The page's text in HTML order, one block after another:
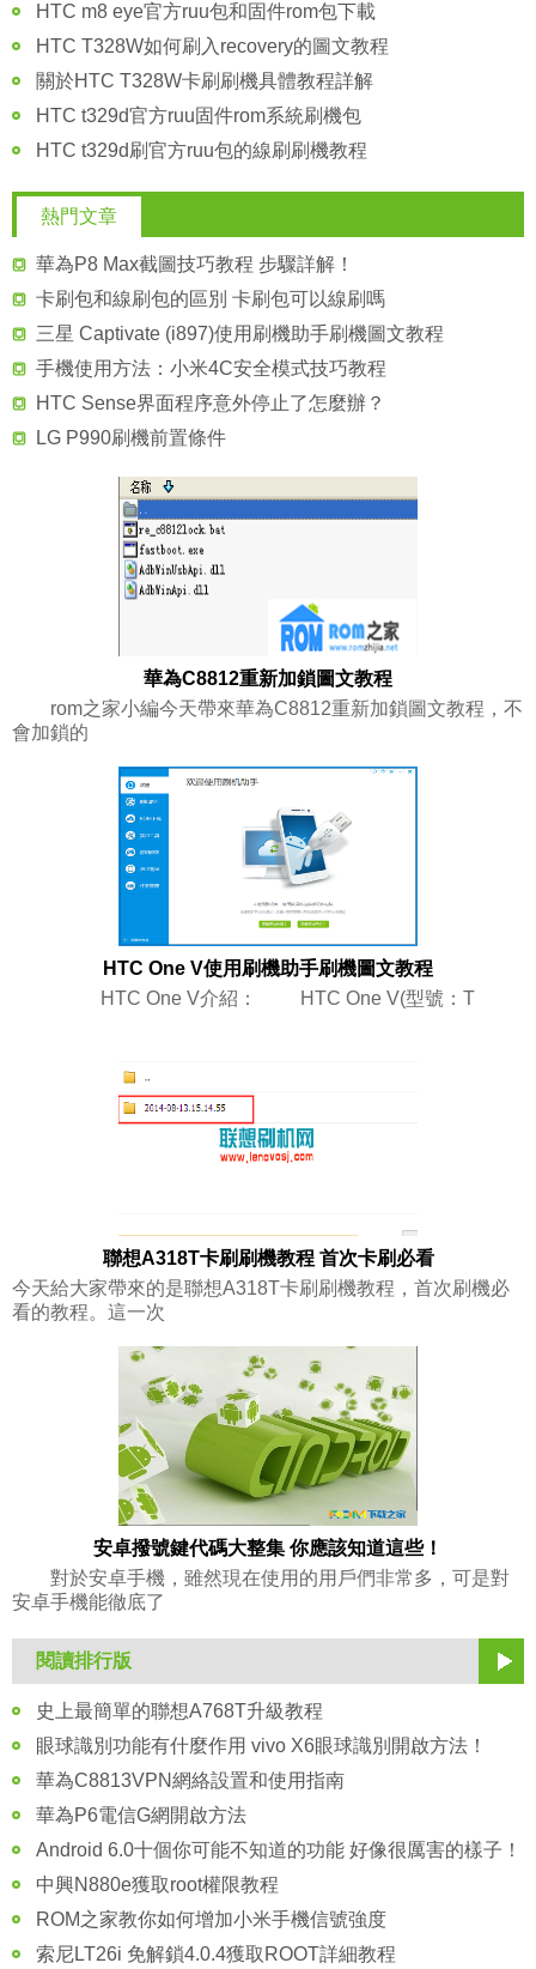
HTC m8 eye官方ruu包和固件rom包下載
HTC T328W如何刷入recovery的圖文教程
關於HTC T328W卡刷刷機具體教程詳解
HTC t329d官方ruu固件rom系統刷機包
HTC t329d刷官方ruu包的線刷刷機教程
熱門文章
華為P8 Max截圖技巧教程 步驟詳解！
卡刷包和線刷包的區別 卡刷包可以線刷嗎
三星 Captivate (i897)使用刷機助手刷機圖文教程
手機使用方法：小米4C安全模式技巧教程
HTC Sense界面程序意外停止了怎麼辦？
LG P990刷機前置條件
華為C8812重新加鎖圖文教程
rom之家小編今天帶來華為C8812重新加鎖圖文教程，不
會加鎖的
HTC One V使用刷機助手刷機圖文教程
HTC One V介紹： HTC One V(型號：T
聯想A318T卡刷刷機教程 首次卡刷必看
今天給大家帶來的是聯想A318T卡刷刷機教程，首次刷機必
看的教程。這一次
安卓撥號鍵代碼大整集 你應該知道這些！
對於安卓手機，雖然現在使用的用戶們非常多，可是對
安卓手機能徹底了
閱讀排行版
史上最簡單的聯想A768T升級教程
眼球識別功能有什麼作用 vivo X6眼球識別開啟方法！
華為C8813VPN網絡設置和使用指南
華為P6電信G網開啟方法
Android 6.0十個你可能不知道的功能 好像很厲害的樣子！
中興N880e獲取root權限教程
ROM之家教你如何增加小米手機信號強度
索尼LT26i 免解鎖4.0.4獲取ROOT詳細教程